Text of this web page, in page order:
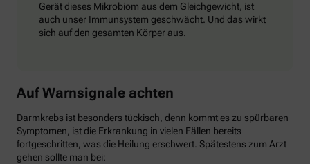
Gerät dieses Mikrobiom aus dem Gleichgewicht, ist
auch unser Immunsystem geschwächt. Und das wirkt
sich auf den gesamten Körper aus.
Auf Warnsignale achten
Darmkrebs ist besonders tückisch, denn kommt es zu spürbaren
Symptomen, ist die Erkrankung in vielen Fällen bereits
fortgeschritten, was die Heilung erschwert. Spätestens zum Arzt
gehen sollte man bei: